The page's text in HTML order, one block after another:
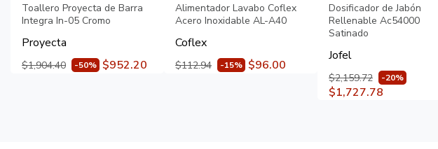
Toallero Proyecta de Barra
Integra In-05 Cromo
Proyecta
$1,904.40 -50% $952.20
Alimentador Lavabo Coflex
Acero Inoxidable AL-A40
Coflex
$112.94 -15% $96.00
Dosificador de Jabón
Rellenable Ac54000
Satinado
Jofel
$2,159.72 -20%
$1,727.78